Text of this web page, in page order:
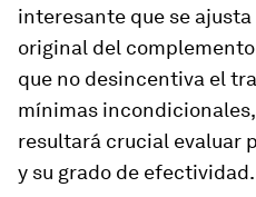
interesante que se
original del
que no desincentiva el
mínimas
resultará crucial evaluar
y su grado de efectividad.